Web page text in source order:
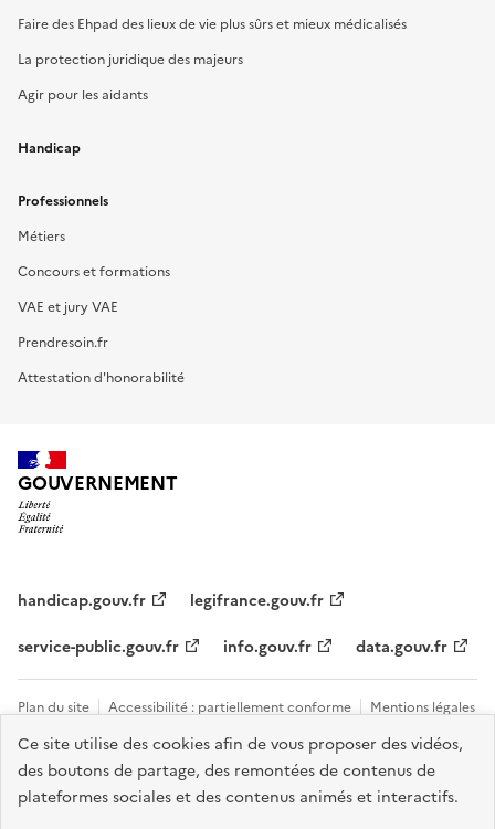
Ce site utilise des cookies afin de vous proposer des vidéos,
des boutons de partage, des remontées de contenus de
plateformes sociales et des contenus animés et interactifs.
Faire des Ehpad des lieux de vie plus sûrs et mieux médicalisés
La protection juridique des majeurs
Agir pour les aidants
Handicap
Professionnels
Métiers
Concours et formations
VAE et jury VAE
Prendresoin.fr
Attestation d'honorabilité
GOUVERNEMENT
handicap.gouv.fr
legifrance.gouv.fr
service-public.gouv.fr
info.gouv.fr data.gouv.fr
Plan du site Accessibilité : partiellement conforme
Mentions légales
Données personnelles et cookies
Tous les contacts et sites utiles
Gestion des cookies